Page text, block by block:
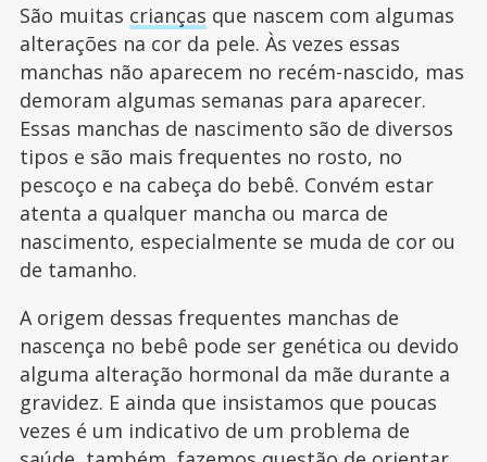
São muitas crianças que nascem com algumas
alterações na cor da pele. Às vezes essas
manchas não aparecem no recém-nascido, mas
demoram algumas semanas para aparecer.
Essas manchas de nascimento são de diversos
tipos e são mais frequentes no rosto, no
pescoço e na cabeça do bebê. Convém estar
atenta a qualquer mancha ou marca de
nascimento, especialmente se muda de cor ou
de tamanho.
A origem dessas frequentes manchas de
nascença no bebê pode ser genética ou devido
alguma alteração hormonal da mãe durante a
gravidez. E ainda que insistamos que poucas
vezes é um indicativo de um problema de